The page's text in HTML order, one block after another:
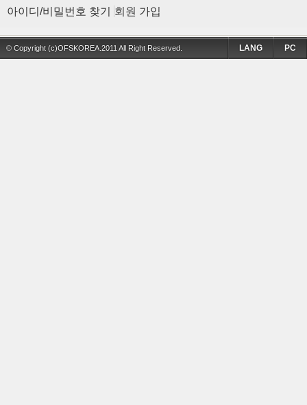
아이디/비밀번호 찾기 회원 가입
© Copyright (c)OFSKOREA.2011 All Right Reserved. PC
LANG